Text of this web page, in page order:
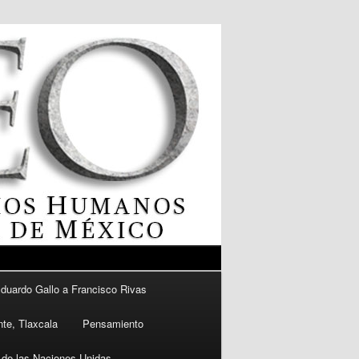
Gallo a Francisco Rivas
Tlaxcala Pensamiento